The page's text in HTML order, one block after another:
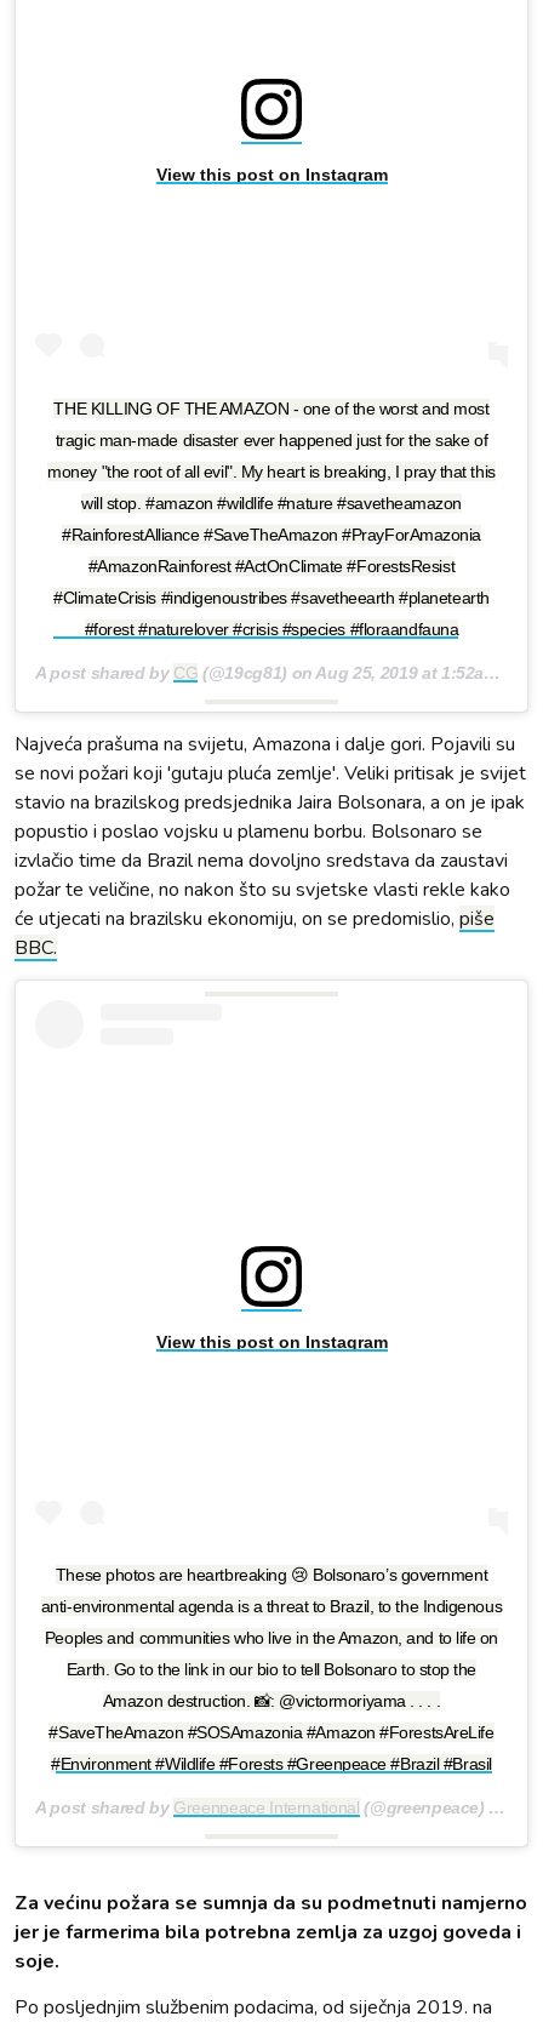
View this post on Instagram
THE KILLING OF THE AMAZON - one of the worst and most
tragic man-made disaster ever happened just for the sake of
money "the root of all evil". My heart is breaking, I pray that this
will stop. #amazon #wildlife #nature #savetheamazon
#RainforestAlliance #SaveTheAmazon #PrayForAmazonia
#AmazonRainforest #ActOnClimate #ForestsResist
#ClimateCrisis #indigenoustribes #savetheearth #planetearth
#forest #naturelover #crisis #species #floraandfauna
A post shared by CG (@19cg81) onAug 25, 2019 at 1:52am PDT
Najveća prašuma na svijetu, Amazona i dalje gori. Pojavili su
se novi požari koji 'gutaju pluća zemlje'. Veliki pritisak je svijet
stavio na brazilskog predsjednika Jaira Bolsonara, a on je ipak
popustio i poslao vojsku u plamenu borbu. Bolsonaro se
izvlačio time da Brazil nema dovoljno sredstava da zaustavi
požar te veličine, no nakon što su svjetske vlasti rekle kako
će utjecati na brazilsku ekonomiju, on se predomislio, piše
BBC.
View this post on Instagram
These photos are heartbreaking 😢 Bolsonaro’s government
anti-environmental agenda is a threat to Brazil, to the Indigenous
Peoples and communities who live in the Amazon, and to life on
Earth. Go to the link in our bio to tell Bolsonaro to stop the
Amazon destruction. 📸: @victormoriyama . . . .
#SaveTheAmazon #SOSAmazonia #Amazon #ForestsAreLife
#Environment #Wildlife #Forests #Greenpeace #Brazil #Brasil
A post shared by Greenpeace International (@greenpeace) on
Za većinu požara se sumnja da su podmetnuti namjerno
jer je farmerima bila potrebna zemlja za uzgoj goveda i
soje.
Po posljednjim službenim podacima, od siječnja 2019. na